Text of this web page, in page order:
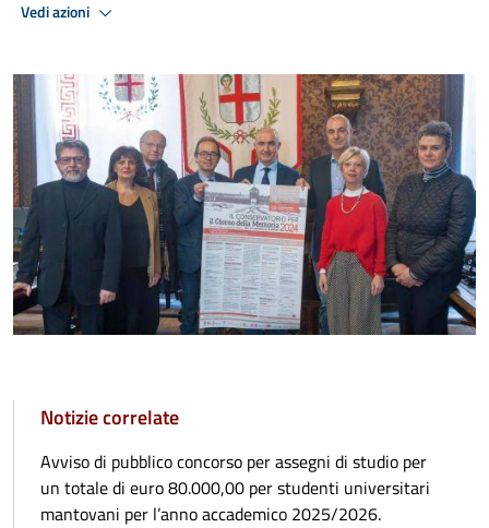
Vedi azioni
Notizie correlate
Avviso di pubblico concorso per assegni di studio per
un totale di euro 80.000,00 per studenti universitari
mantovani per l’anno accademico 2025/2026.